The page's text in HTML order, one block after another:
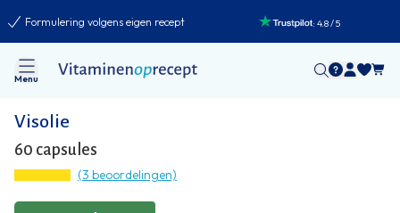
Formulering volgens eigen recept :4.8/5
Menu
Visolie
60 capsules
(3 beoordelingen)